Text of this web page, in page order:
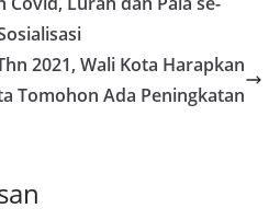
2021, Wali Kota Harapkan
Tomohon Ada Peningkatan